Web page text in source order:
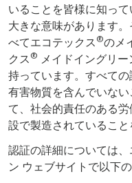
いることを皆様に知っ
大きな意味があります
べてエコテックス ®のメ
クス ® メイドイングリ
持っています。すべて
有害物質を含んでいな
て、社会的責任のある
設で製造されていること
認証の詳細については
ン ウェブサイトで以下